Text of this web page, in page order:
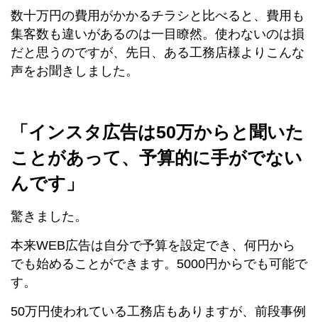
数十万円の費用がかかるチラシと比べると、費用も
集客数も違いがあるのは一目瞭然。使わないのは損
だと思うのですが、先日、ある工務店様よりこんな
声をお聞きしました。
「インスタ広告は50万からと聞いた
ことがあって、予算的に手がでない
んです」
驚きました。
本来WEB広告は自分で予算を設定でき、何円から
でも始めることができます。5000円からでも可能で
す。
50万円使われている工務店もありますが、前段事例